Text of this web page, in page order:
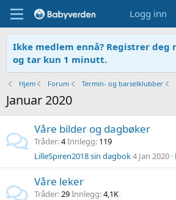
Logg inn
Ikke medlem ennå? Registrer deg
og tar kun 1 minutt.
Hjem Forum Termin- og barselklubber
Januar 2020
Våre bilder og dagbøker
Tråder 4Innlegg 119
LilleSpiren2018 sin dagbok4 Jan 2020
Våre leker
Tråder 29Innlegg 4,1K